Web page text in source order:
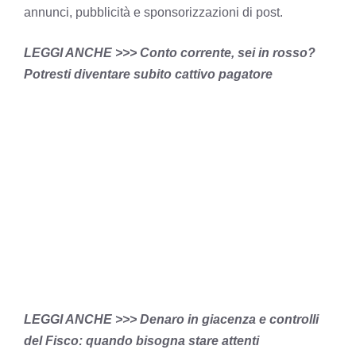
annunci, pubblicità e sponsorizzazioni di post.
LEGGI ANCHE >>> Conto corrente, sei in rosso?
Potresti diventare subito cattivo pagatore
LEGGI ANCHE >>> Denaro in giacenza e controlli
del Fisco: quando bisogna stare attenti